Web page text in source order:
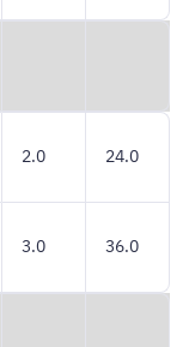
2.0 24.0
3.0 36.0